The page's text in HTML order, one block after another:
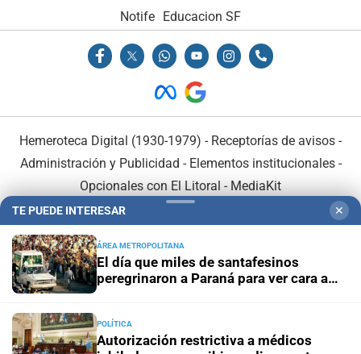
Notife
Educacion SF
Hemeroteca Digital (1930-1979) - Receptorías de avisos -
Administración y Publicidad - Elementos institucionales-
Opcionales con El Litoral - MediaKit
En Asociación con:
TE PUEDE INTERESAR ✕
ÁREA METROPOLITANA
El día que miles de santafesinos
peregrinaron a Paraná para ver cara a
POLÍTICA
Autorización restrictiva a médicos